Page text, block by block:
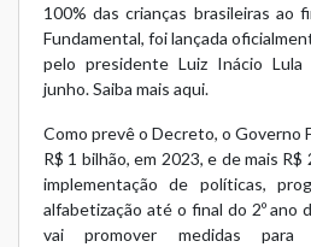
100% das crianças brasileiras ao
Fundamental, foi lançada
pelo presidente Luiz Inácio
junho.Saiba mais aqui.
Como prevê o Decreto, o Governo
R$ 1 bilhão, em 2023, e de mais
implementação de políticas,
alfabetização até o final do 2º ano
vai promover medidas para